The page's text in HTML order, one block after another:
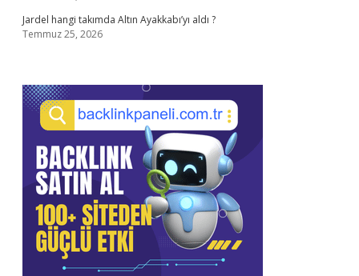
Jardel hangi takımda Altın Ayakkabı’yı aldı ?
Temmuz 25, 2026